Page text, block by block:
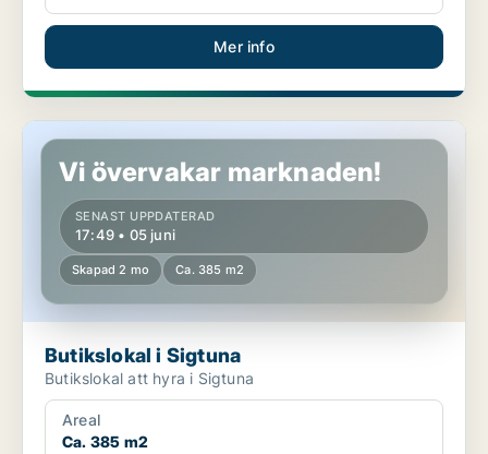
Mer info
Butikslokal i Sigtuna
Vi övervakar marknaden!
SENAST UPPDATERAD
17:49 • 05 juni
Skapad 2 mo Ca. 385 m2
Butikslokal i Sigtuna
Butikslokal att hyra i Sigtuna
Areal
Ca. 385 m2